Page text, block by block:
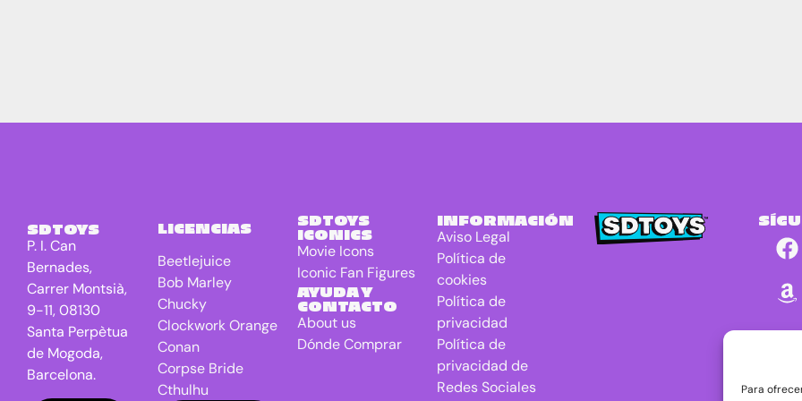
Para
SDTOYS
P. I. Can
Bernades,
Carrer Montsià,
9-11, 08130
Santa Perpètua
de Mogoda,
Barcelona.
LICENCIAS
Beetlejuice
Bob Marley
Chucky
Clockwork Orange
Conan
Corpse Bride
Cthulhu
SDTOYS
ICONICS
Movie Icons
Iconic Fan Figures
AYUDA Y
CONTACTO
About us
Dónde Comprar
INFORMACIÓN
Aviso Legal
Política de
cookies
Política de
privacidad
Política de
privacidad de
Redes Sociales